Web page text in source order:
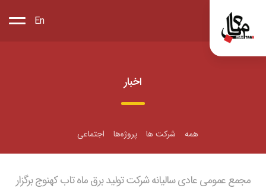
En
اخبار
همه شرکت ها پروژه‌ها اجتماعی
مجمع عمومی عادی سالیانه شرکت تولید برق ماه تاب کهنوج برگزار